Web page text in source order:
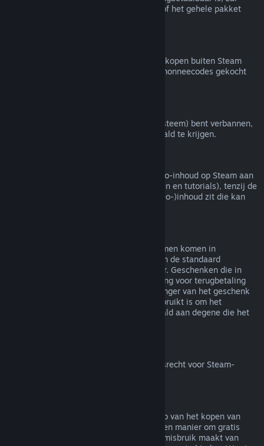
Steam je tijdens het afrekenen vertellen of het gehele pakket
Valve doet geen terugbetalingen voor aankopen buiten Steam
(bijvoorbeeld cd-sleutels of Steam-portemonneecodes gekocht
Als je door VAC (het Valve Anti-Cheat-systeem) bent verbannen,
verlies je het recht om dat spel terugbetaald te krijgen.
We bieden geen terugbetalingen van video-inhoud op Steam aan
(bijv. films, korte films, series, afleveringen en tutorials), tenzij de
video in een bundel met andere (niet-video-)inhoud zit die kan
Geschenken die niet in gebruik zijn genomen komen in
aanmerking voor een terugbetaling binnen de standaard
terugbetalingsperiode van 14 dagen/2 uur. Geschenken die in
gebruik zijn genomen komen in aanmerking voor terugbetaling
onder dezelfde voorwaarden als de ontvanger van het geschenk
de terugbetaling aanvraagt. Saldo dat gebruikt is om het
geschenk te kopen zal worden terugbetaald aan degene die het
Voor meer uitleg over hoe het herroepingsrecht voor Steam-
Terugbetalingen zijn bedoeld om het risico van het kopen van
titels op Steam weg te nemen - niet als een manier om gratis
spellen te krijgen. Als het ons lijkt dat je misbruik maakt van